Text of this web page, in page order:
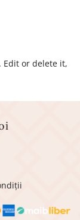
Edit or delete it,